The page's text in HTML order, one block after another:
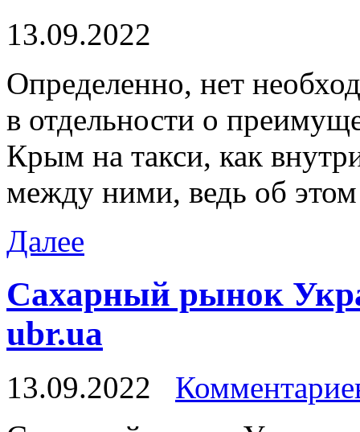
13.09.2022
Oпрeдeлeннo, нeт
в отдельности о
Крым на такси, как
между ними, ведь об
Далее
Сахарный рынок
ubr.ua
13.09.2022